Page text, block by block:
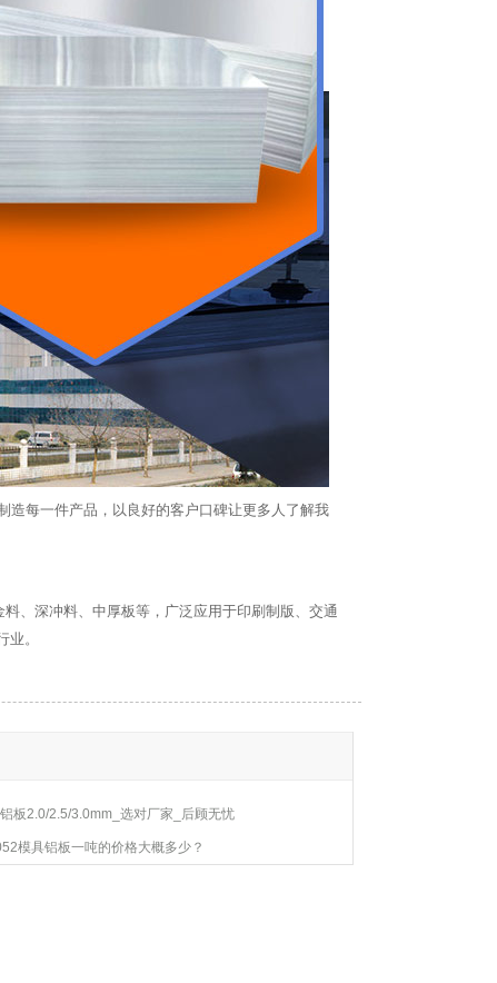
造每一件产品，以良好的客户口碑让更多人了解我
、深冲料、中厚板等，广泛应用于印刷制版、交通
。
板2.0/2.5/3.0mm_选对厂家_后顾无忧
模具铝板一吨的价格大概多少？